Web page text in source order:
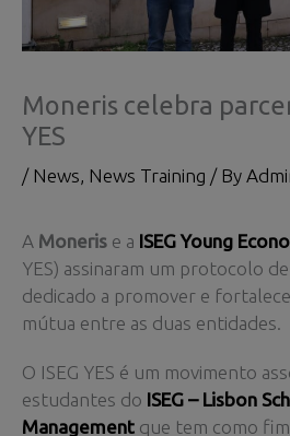
Moneris celebra
YES
/ News, News Training / By
A Moneris e a ISEG Young
YES) assinaram um protocolo
dedicado a promover e
mútua entre as duas entidades.
O ISEG YES é um movimento
estudantes do ISEG – Lisbon
Management que tem como